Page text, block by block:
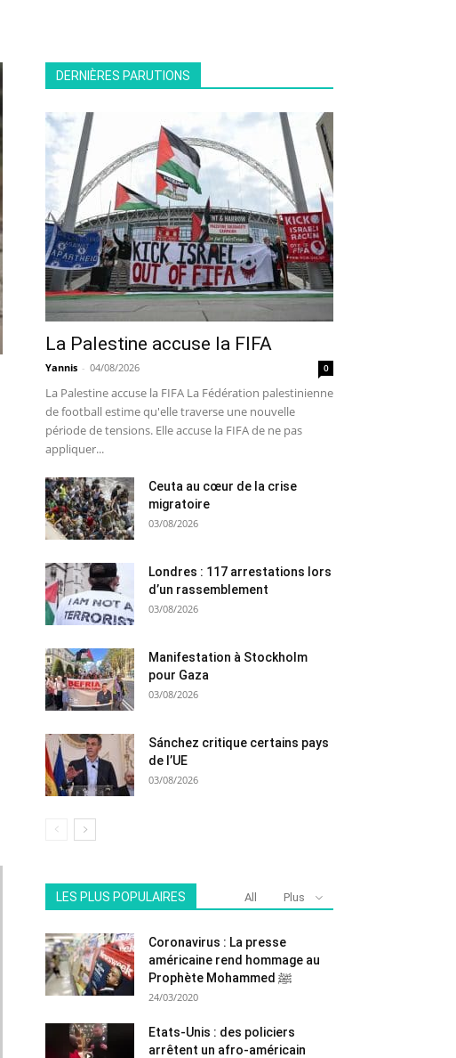
DERNIÈRES PARUTIONS
La Palestine accuse la FIFA
Yannis - 04/08/2026 0
La Palestine accuse la FIFA La Fédération palestinienne
de football estime qu'elle traverse une nouvelle
période de tensions. Elle accuse la FIFA de ne pas
appliquer...
Ceuta au cœur de la crise
migratoire
03/08/2026
Londres : 117 arrestations lors
d’un rassemblement
03/08/2026
Manifestation à Stockholm
pour Gaza
03/08/2026
Sánchez critique certains pays
de l’UE
03/08/2026
LES PLUS POPULAIRES All Plus
Coronavirus : La presse
américaine rend hommage au
Prophète Mohammed ﷺ
24/03/2020
Etats-Unis : des policiers
arrêtent un afro-américain